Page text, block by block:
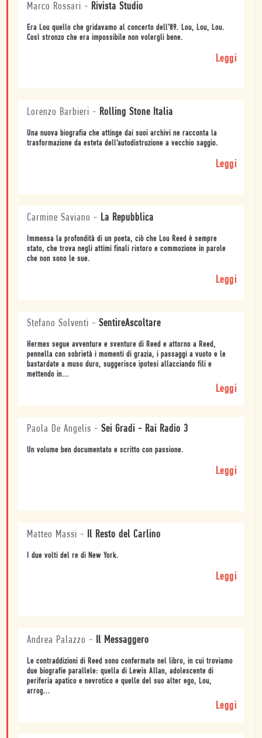
Marco Rossari - Rivista Studio
Era Lou quello che gridavamo al concerto dell’89. Lou, Lou, Lou.
Così stronzo che era impossibile non volergli bene.
Leggi
Lorenzo Barbieri - Rolling Stone Italia
Una nuova biografia che attinge dai suoi archivi ne racconta la
trasformazione da esteta dell’autodistruzione a vecchio saggio.
Leggi
Carmine Saviano - La Repubblica
Immensa la profondità di un poeta, ciò che Lou Reed è sempre
stato, che trova negli attimi finali ristoro e commozione in parole
che non sono le sue.
Leggi
Stefano Solventi - SentireAscoltare
Hermes segue avventure e sventure di Reed e attorno a Reed,
pennella con sobrietà i momenti di grazia, i passaggi a vuoto e le
bastardate a muso duro, suggerisce ipotesi allacciando fili e
mettendo in...
Leggi
Paola De Angelis - Sei Gradi - Rai Radio 3
Un volume ben documentato e scritto con passione.
Leggi
Matteo Massi - Il Resto del Carlino
I due volti del re di New York.
Leggi
Andrea Palazzo - Il Messaggero
Le contraddizioni di Reed sono confermate nel libro, in cui troviamo
due biografie parallele: quella di Lewis Allan, adolescente di
periferia apatico e nevrotico e quelle del suo alter ego, Lou,
arrog...
Leggi